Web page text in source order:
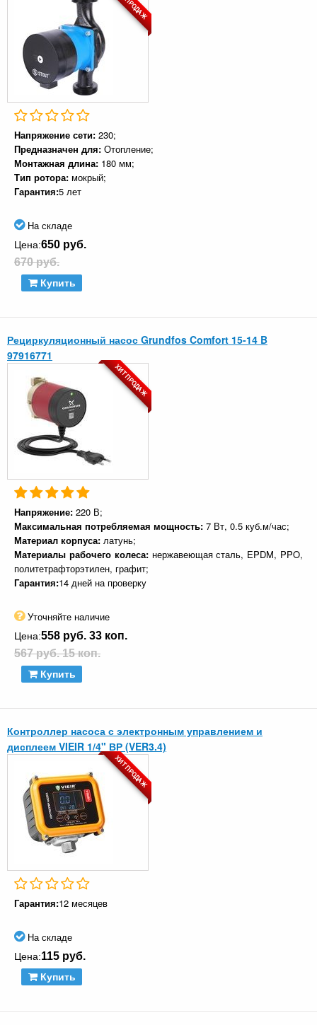
Напряжение сети: 230;
Предназначен для: Отопление;
Монтажная длина: 180 мм;
Тип ротора: мокрый;
Гарантия:5 лет
На складе
Цена:650 руб.
670 руб.
Купить
Рециркуляционный насос Grundfos Comfort 15-14 B
97916771
ХИТ ПРОДАЖ
Напряжение: 220 В;
Максимальная потребляемая мощность: 7 Вт, 0.5 куб.м/час;
Материал корпуса: латунь;
Материалы рабочего колеса: нержавеющая сталь, EPDM, PPO,
политетрафторэтилен, графит;
Гарантия:14 дней на проверку
Уточняйте наличие
Цена:558 руб. 33 коп.
567 руб. 15 коп.
Купить
Контроллер насоса с электронным управлением и
дисплеем VIEIR 1/4" ВР (VER3.4)
ХИТ ПРОДАЖ
Гарантия:12 месяцев
На складе
Цена:115 руб.
Купить